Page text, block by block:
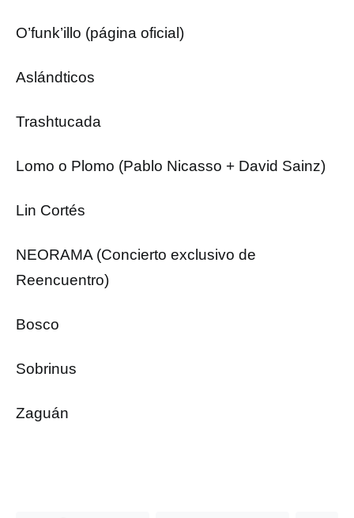
O’funk’illo (página oficial)
Aslándticos
Trashtucada
Lomo o Plomo (Pablo Nicasso + David Sainz)
Lin Cortés
NEORAMA (Concierto exclusivo de
Reencuentro)
Bosco
Sobrinus
Zaguán